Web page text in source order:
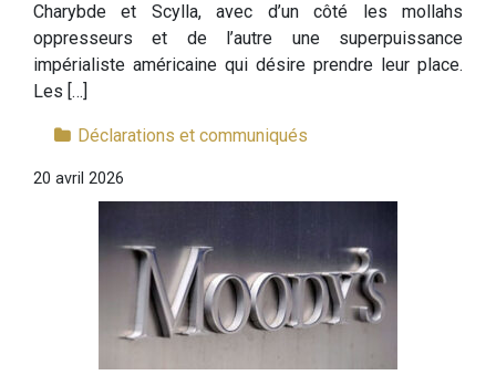
Charybde et Scylla, avec d’un côté les mollahs
oppresseurs et de l’autre une superpuissance
impérialiste américaine qui désire prendre leur place.
Les […]
Déclarations et communiqués
20 avril 2026